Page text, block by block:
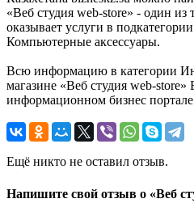
«Веб студия web-store» - один из
оказывает услуги в
Компьютерные аксессуары.
Всю информацию в категории
магазине «Веб студия web-store»
информационном бизнес портале
Ещё никто не оставил отзыв.
Напишите свой отзыв о «Веб